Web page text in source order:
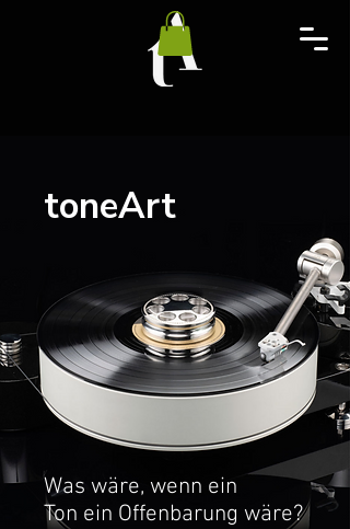
toneArt
Was wäre, wenn ein
Ton ein Offenbarung wäre?